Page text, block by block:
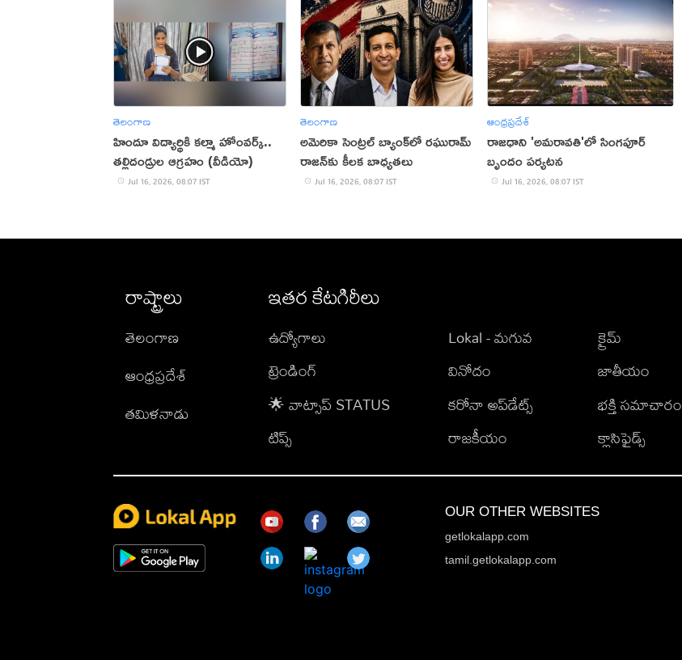
తెలంగాణ
హిందూ విద్యార్థికి కల్మా హోంవర్క్..
తల్లిదండ్రుల ఆగ్రహం (వీడియో)
Jul 16, 2026, 08:07 IST
తెలంగాణ
అమెరికా సెంట్రల్ బ్యాంక్‌లో రఘురామ్
రాజన్‌కు కీలక బాధ్యతలు
Jul 16, 2026, 08:07 IST
ఆంధ్రప్రదేశ్
రాజధాని 'అమరావతి'లో సింగపూర్
బృందం పర్యటన
Jul 16, 2026, 08:07 IST
రాష్ట్రాలు
తెలంగాణ
ఆంధ్రప్రదేశ్
తమిళనాడు
ఇతర కేటగిరీలు
ఉద్యోగాలు
ట్రెండింగ్
🌟 వాట్సాప్ STATUS
టిప్స్
Lokal - మగువ
వినోదం
కరోనా అప్‌డేట్స్
రాజకీయం
క్రైమ్
జాతీయం
భక్తి సమాచారం
క్లాసిఫైడ్స్
OUR OTHER WEBSITES
getlokalapp.com
tamil.getlokalapp.com